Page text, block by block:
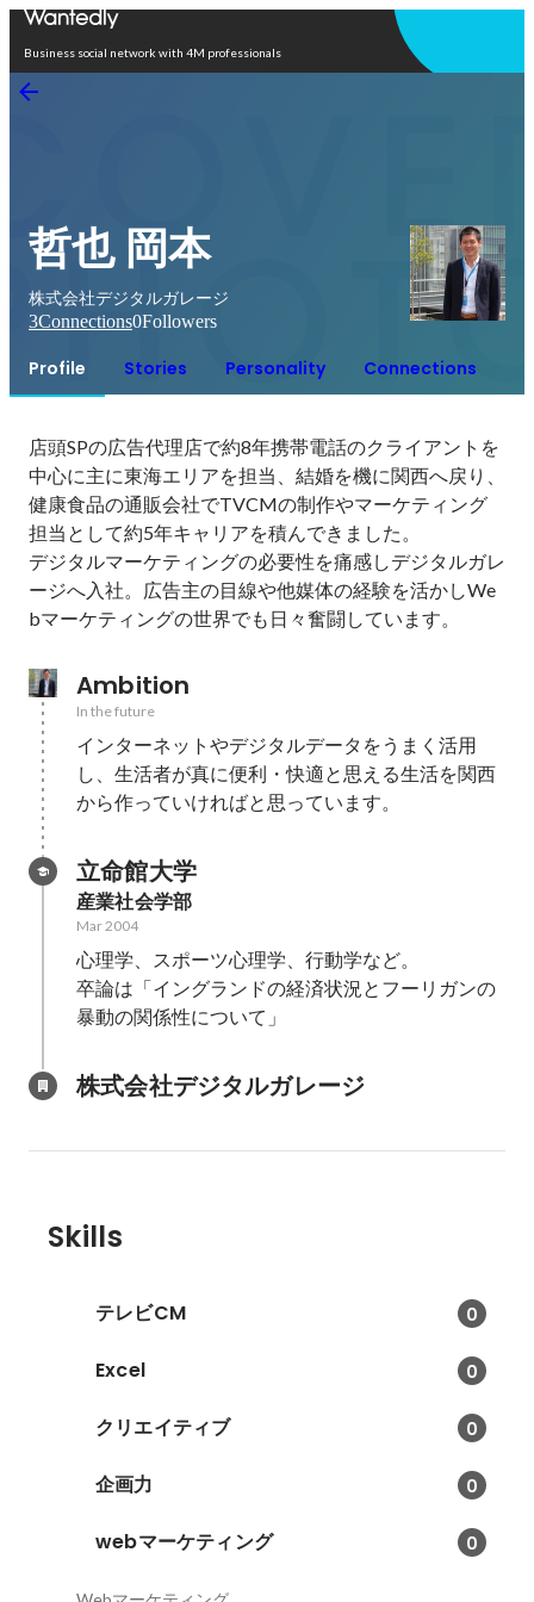
Business social network with 4M professionals
哲也 岡本
株式会社デジタルガレージ
3Connections0Followers
Profile Stories Personality Connections
店頭SPの広告代理店で約8年携帯電話のクライアントを
中心に主に東海エリアを担当、結婚を機に関西へ戻り、
健康食品の通販会社でTVCMの制作やマーケティング
担当として約5年キャリアを積んできました。
デジタルマーケティングの必要性を痛感しデジタルガレ
ージへ入社。広告主の目線や他媒体の経験を活かしWe
bマーケティングの世界でも日々奮闘しています。
Ambition
In the future
インターネットやデジタルデータをうまく活用
し、生活者が真に便利・快適と思える生活を関西
から作っていければと思っています。
立命館大学
産業社会学部
Mar 2004
心理学、スポーツ心理学、行動学など。
卒論は「イングランドの経済状況とフーリガンの
暴動の関係性について」
株式会社デジタルガレージ
Skills
テレビCM 0
Excel 0
クリエイティブ 0
企画力 0
webマーケティング 0